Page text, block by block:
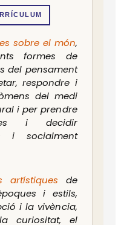
sobre el món,
formes de
del pensament
respondre i
del medi
i per prendre
i decidir
i socialment
artístiques de
i estils,
i la vivència,
curiositat, el